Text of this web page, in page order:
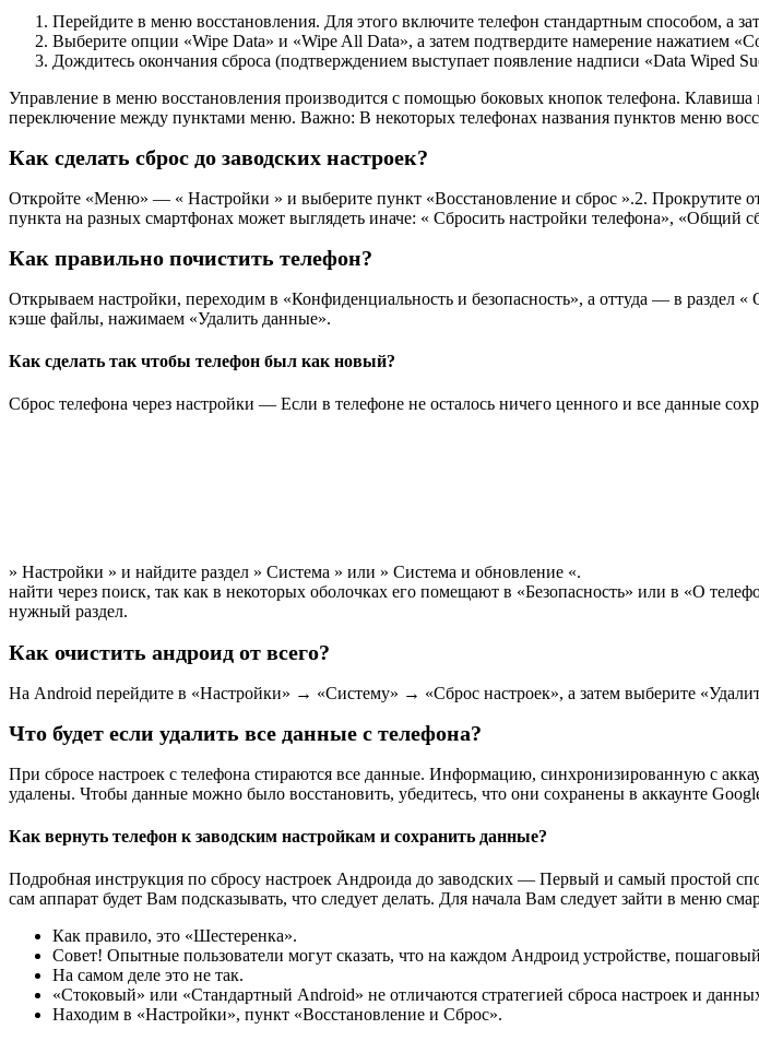
Перейдите в меню восстановления. Для этого включите телефон стандартным способом, а
Выберите опции «Wipe Data» и «Wipe All Data», а затем подтвердите намерение нажатием
Дождитесь окончания сброса (подтверждением выступает появление надписи «Data Wiped
Управление в меню восстановления производится с помощью боковых кнопок телефона. Клавиша
переключение между пунктами меню. Важно: В некоторых телефонах названия пунктов меню
Как сделать сброс до заводских настроек?
Откройте «Меню» — « Настройки » и выберите пункт «Восстановление и сброс ».2. Прокрутите
пункта на разных смартфонах может выглядеть иначе: « Сбросить настройки телефона», «Общий
Как правильно почистить телефон?
Открываем настройки, переходим в «Конфиденциальность и безопасность», а оттуда — в
кэше файлы, нажимаем «Удалить данные».
Как сделать так чтобы телефон был как новый?
Сброс телефона через настройки — Если в телефоне не осталось ничего ценного и все данные
» Настройки » и найдите раздел » Система » или » Система и обновление «.
найти через поиск, так как в некоторых оболочках его помещают в «Безопасность» или в «О
нужный раздел.
Как очистить андроид от всего?
На Android перейдите в «Настройки» → «Систему» → «Сброс настроек», а затем выберите
Что будет если удалить все данные с телефона?
При сбросе настроек с телефона стираются все данные. Информацию, синхронизированную с
удалены. Чтобы данные можно было восстановить, убедитесь, что они сохранены в аккаунте
Как вернуть телефон к заводским настройкам и сохранить данные?
Подробная инструкция по сбросу настроек Андроида до заводских — Первый и самый простой
сам аппарат будет Вам подсказывать, что следует делать. Для начала Вам следует зайти в меню
Как правило, это «Шестеренка».
Совет! Опытные пользователи могут сказать, что на каждом Андроид устройстве,
На самом деле это не так.
«Стоковый» или «Стандартный Android» не отличаются стратегией сброса настроек и
Находим в «Настройки», пункт «Восстановление и Сброс».